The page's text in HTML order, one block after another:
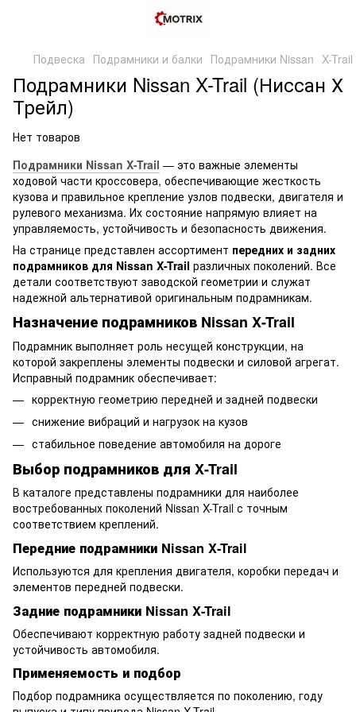
Подвеска Подрамники и балки Подрамники Nissan X-Trail
Подрамники Nissan X-Trail (Ниссан Х
Трейл)
Нет товаров
Подрамники Nissan X-Trail — это важные элементы
ходовой части кроссовера, обеспечивающие жесткость
кузова и правильное крепление узлов подвески, двигателя и
рулевого механизма. Их состояние напрямую влияет на
управляемость, устойчивость и безопасность движения.
На странице представлен ассортимент передних и задних
подрамников для Nissan X-Trail различных поколений. Все
детали соответствуют заводской геометрии и служат
надежной альтернативой оригинальным подрамникам.
Назначение подрамников Nissan X-Trail
Подрамник выполняет роль несущей конструкции, на
которой закреплены элементы подвески и силовой агрегат.
Исправный подрамник обеспечивает:
корректную геометрию передней и задней подвески
снижение вибраций и нагрузок на кузов
стабильное поведение автомобиля на дороге
Выбор подрамников для X-Trail
В каталоге представлены подрамники для наиболее
востребованных поколений Nissan X-Trail с точным
соответствием креплений.
Передние подрамники Nissan X-Trail
Используются для крепления двигателя, коробки передач и
элементов передней подвески.
Задние подрамники Nissan X-Trail
Обеспечивают корректную работу задней подвески и
устойчивость автомобиля.
Применяемость и подбор
Подбор подрамника осуществляется по поколению, году